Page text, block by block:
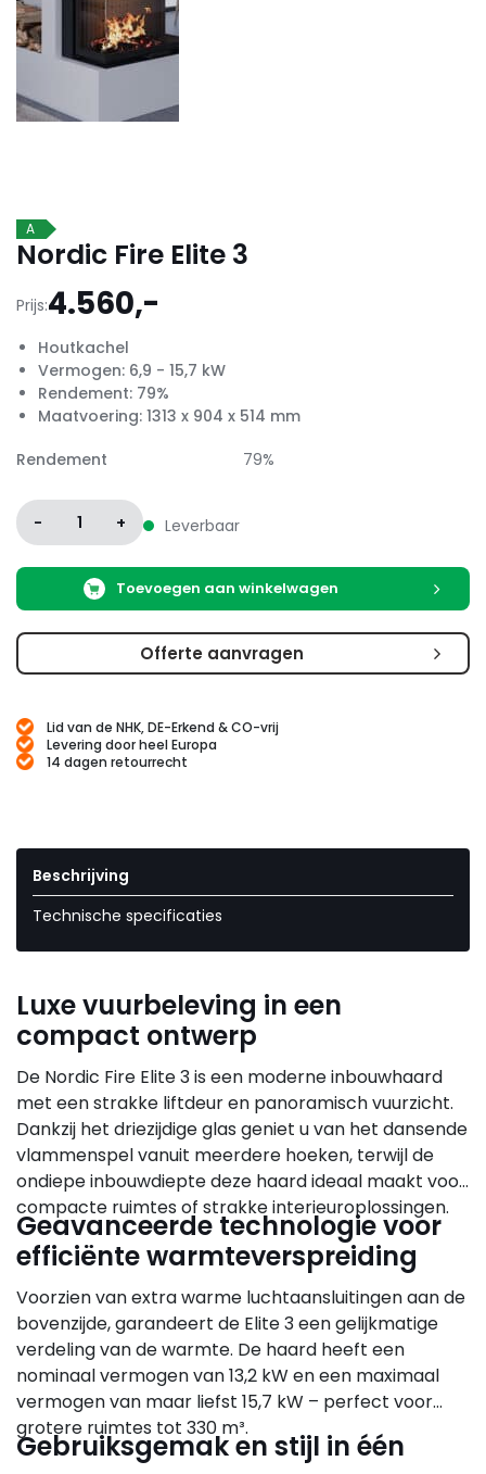
A
Nordic Fire Elite 3
Prijs:4.560,-
Houtkachel
Vermogen: 6,9 - 15,7 kW
Rendement: 79%
Maatvoering: 1313 x 904 x 514 mm
Rendement
79%
- 1 + Leverbaar
Toevoegen aan winkelwagen
Offerte aanvragen
Lid van de NHK, DE-Erkend & CO-vrij
Levering door heel Europa
14 dagen retourrecht
Beschrijving
Technische specificaties
Luxe vuurbeleving in een
compact ontwerp
De Nordic Fire Elite 3 is een moderne inbouwhaard
met een strakke liftdeur en panoramisch vuurzicht.
Dankzij het driezijdige glas geniet u van het dansende
vlammenspel vanuit meerdere hoeken, terwijl de
ondiepe inbouwdiepte deze haard ideaal maakt voor
compacte ruimtes of strakke interieuroplossingen.
Geavanceerde technologie voor
efficiënte warmteverspreiding
Voorzien van extra warme luchtaansluitingen aan de
bovenzijde, garandeert de Elite 3 een gelijkmatige
verdeling van de warmte. De haard heeft een
nominaal vermogen van 13,2 kW en een maximaal
vermogen van maar liefst 15,7 kW – perfect voor
grotere ruimtes tot 330 m³.
Gebruiksgemak en stijl in één